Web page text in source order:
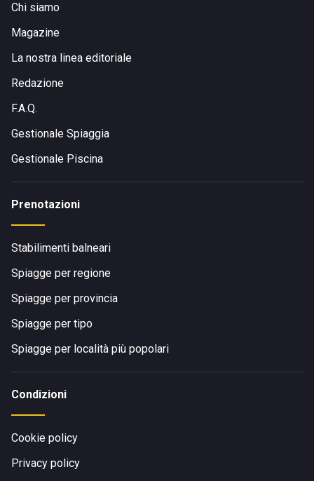
Chi siamo
Magazine
La nostra linea editoriale
Redazione
F.A.Q.
Gestionale Spiaggia
Gestionale Piscina
Prenotazioni
Stabilimenti balneari
Spiagge per regione
Spiagge per provincia
Spiagge per tipo
Spiagge per località più popolari
Condizioni
Cookie policy
Privacy policy